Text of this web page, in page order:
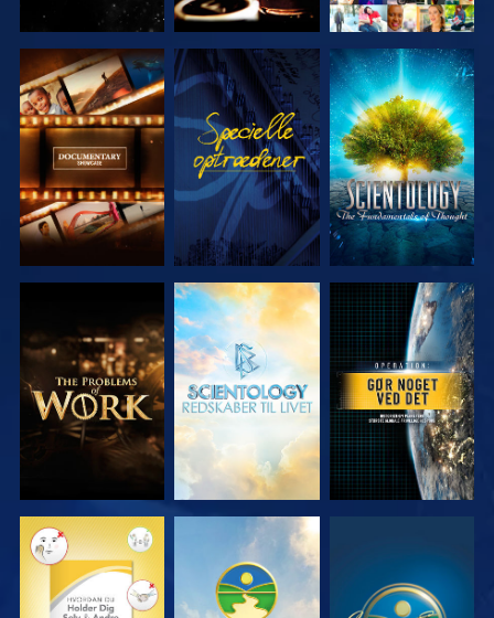
UDFORSK
SERIEN
SE
UDFORSK
SERIEN
UDFORSK
SERIEN
UDFORSK
SERIEN
SE
SE SE SE